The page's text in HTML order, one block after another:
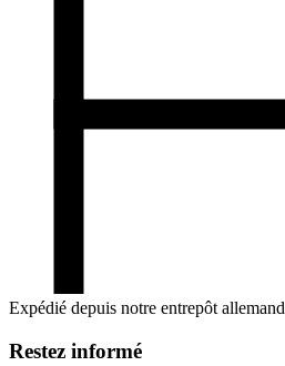
Expédié depuis notre entrepôt allemand
Restez informé